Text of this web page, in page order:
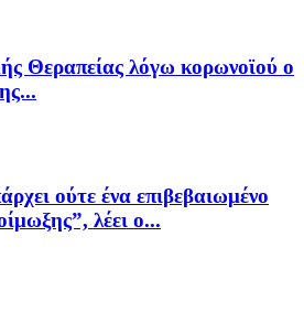
Θεραπείας λόγω κορωνοϊού ο
ούτε ένα επιβεβαιωμένο
λέει ο...